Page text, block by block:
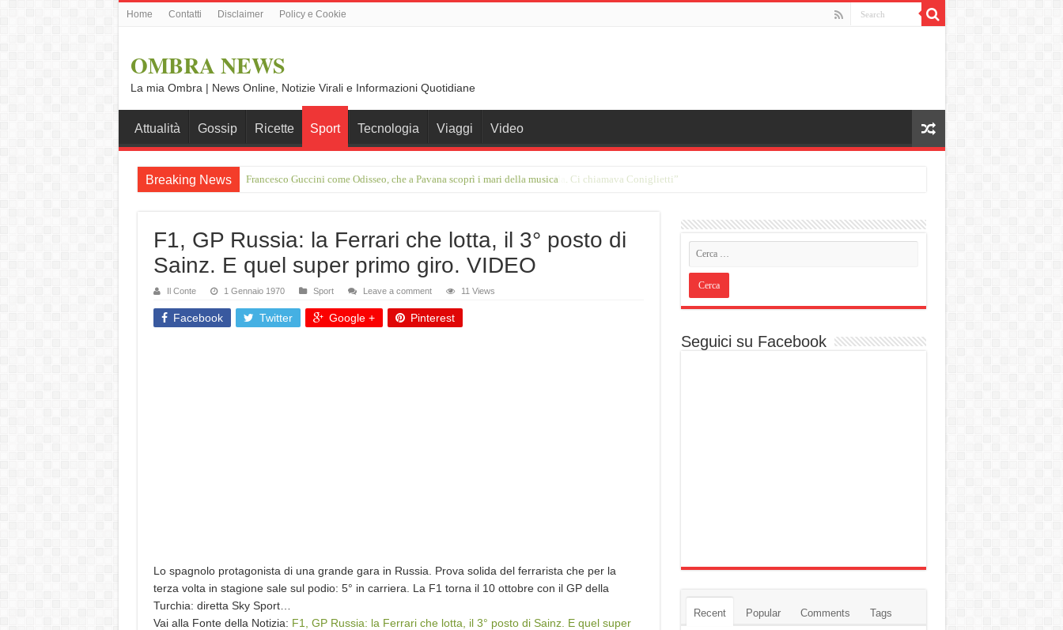
Home Contatti Disclaimer Policy e Cookie
OMBRA NEWS
La mia Ombra | News Online, Notizie Virali e Informazioni Quotidiane
Attualità Gossip Ricette Sport Tecnologia Viaggi Video
Breaking News Vince Tempera: “Il mio primo incontro con Francesco Guccini in una stalla. Ci chiamava Coniglietti”
F1, GP Russia: la Ferrari che lotta, il 3° posto di
Sainz. E quel super primo giro. VIDEO
Il Conte 1 Gennaio 1970 Sport Leave a comment 11 Views
Facebook Twitter Google + Pinterest
Lo spagnolo protagonista di una grande gara in Russia. Prova solida del ferrarista che per la
terza volta in stagione sale sul podio: 5° in carriera. La F1 torna il 10 ottobre con il GP della
Turchia: diretta Sky Sport…
Vai alla Fonte della Notizia: F1, GP Russia: la Ferrari che lotta, il 3° posto di Sainz. E quel super
Seguici su Facebook
Recent Popular Comments Tags